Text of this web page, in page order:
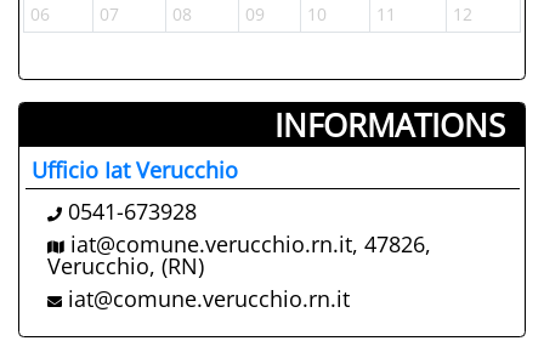
06
07 08 09 10 11 12
INFORMATIONS ­
Ufficio Iat Verucchio
0541-673928
iat@comune.verucchio.rn.it, 47826,
Verucchio, (RN)
iat@comune.verucchio.rn.it